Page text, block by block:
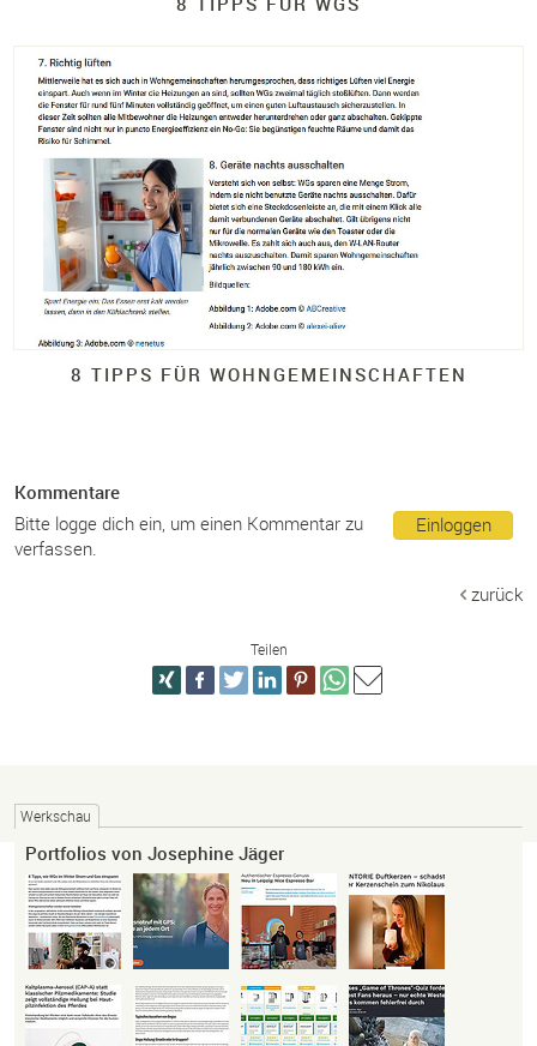
8 TIPPS FÜR WOHNGEMEINSCHAFTEN
Kommentare
Einloggen
Bitte logge dich ein, um einen Kommentar zu
verfassen.
zurück
Teilen
Werkschau
Portfolios von Josephine Jäger